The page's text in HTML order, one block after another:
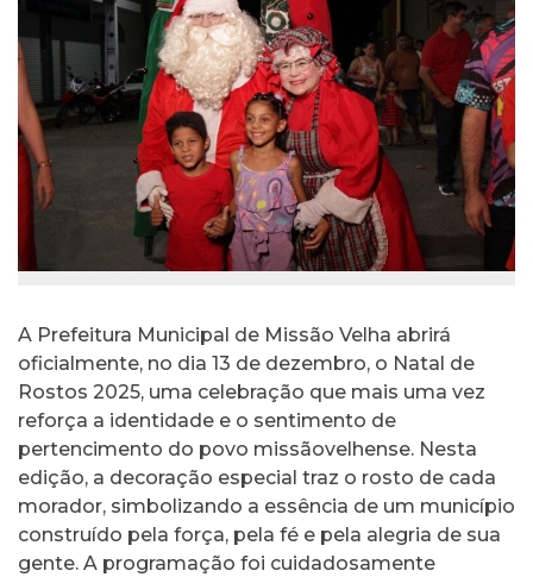
A Prefeitura Municipal de Missão Velha abrirá
oficialmente, no dia 13 de dezembro, o Natal de
Rostos 2025, uma celebração que mais uma vez
reforça a identidade e o sentimento de
pertencimento do povo missãovelhense. Nesta
edição, a decoração especial traz o rosto de cada
morador, simbolizando a essência de um município
construído pela força, pela fé e pela alegria de sua
gente. A programação foi cuidadosamente